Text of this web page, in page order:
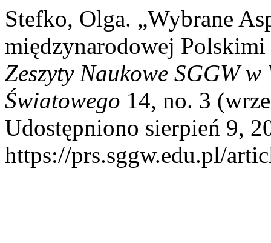
Stefko, Olga. „Wybrane
międzynarodowej
Zeszyty Naukowe SGGW
Światowego 14, no. 3
Udostępniono sierpień 9,
https://prs.sggw.edu.pl/